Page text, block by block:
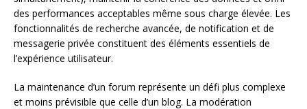
des performances acceptables même sous charge élevée. Les
fonctionnalités de recherche avancée, de notification et de
messagerie privée constituent des éléments essentiels de
l’expérience utilisateur.
La maintenance d’un forum représente un défi plus complexe
et moins prévisible que celle d’un blog. La modération